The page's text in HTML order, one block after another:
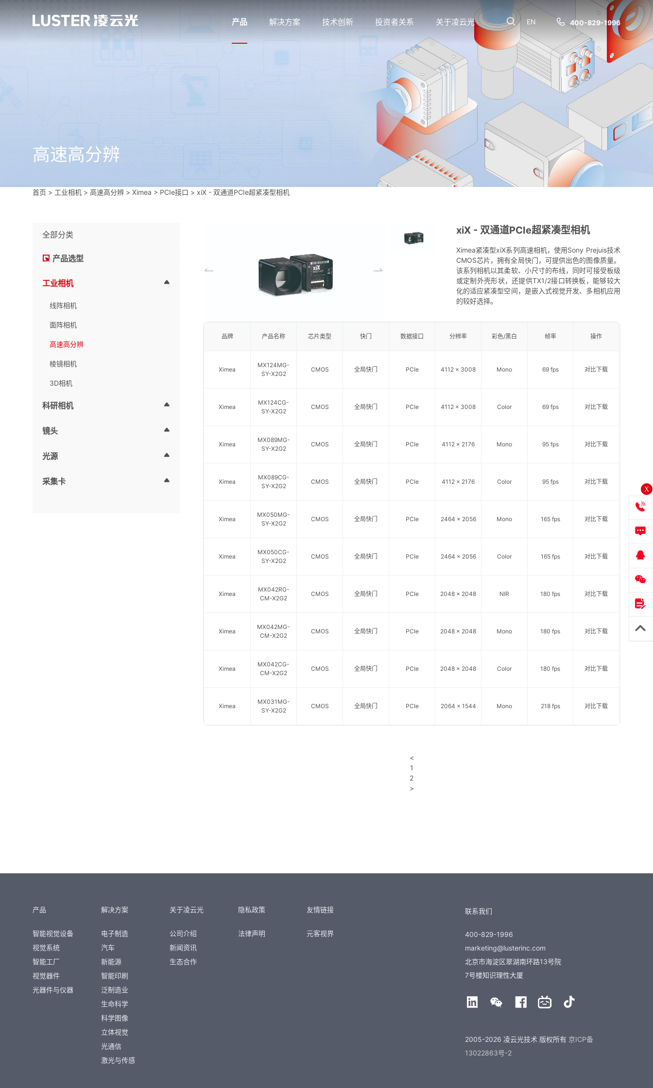
400-829-1996
EN
产品 解决方案 技术创新 投资者关系 关于凌云光
高速高分辨
首页 > 工业相机 >高速高分辨 >Ximea > PCIe接口 > xiX - 双通道PCIe超紧凑型相机
全部分类
产品选型
工业相机
线阵相机
面阵相机
高速高分辨
棱镜相机
3D相机
科研相机
镜头
光源
采集卡
xiX - 双通道PCIe超紧凑型相机
Ximea紧凑型xiX系列高速相机，使用Sony Prejuis技术
CMOS芯片，拥有全局快门，可提供出色的图像质量。
该系列相机以其柔软、小尺寸的布线，同时可接受板级
或定制外壳形状，还提供TX1/2接口转换板，能够较大
化的适应紧凑型空间，是嵌入式视觉开发、多相机应用
的较好选择。
品牌 产品名称 芯片类型 快门 数据接口 分辨率 彩色/黑白 帧率 操作
Ximea
MX124MG-
SY-X2G2
CMOS 全局快门 PCIe 4112 x 3008 Mono 69 fps 对比下载
Ximea
MX124CG-
SY-X2G2
CMOS 全局快门 PCIe 4112 x 3008 Color 69 fps 对比下载
Ximea
MX089MG-
SY-X2G2
CMOS 全局快门 PCIe 4112 x 2176 Mono 95 fps 对比下载
Ximea
MX089CG-
SY-X2G2
CMOS 全局快门 PCIe 4112 x 2176 Color 95 fps 对比下载
Ximea
MX050MG-
SY-X2G2
CMOS 全局快门 PCIe 2464 x 2056 Mono 165 fps 对比下载
Ximea
MX050CG-
SY-X2G2
CMOS 全局快门 PCIe 2464 x 2056 Color 165 fps 对比下载
Ximea
MX042RG-
CM-X2G2
CMOS 全局快门 PCIe 2048 x 2048 NIR 180 fps 对比下载
Ximea
MX042MG-
CM-X2G2
CMOS 全局快门 PCIe 2048 x 2048 Mono 180 fps 对比下载
Ximea
MX042CG-
CM-X2G2
CMOS 全局快门 PCIe 2048 x 2048 Color 180 fps 对比下载
Ximea
MX031MG-
SY-X2G2
CMOS 全局快门 PCIe 2064 x 1544 Mono 218 fps 对比下载
<
1
2
>
产品
智能视觉设备
视觉系统
智能工厂
视觉器件
光器件与仪器
解决方案
电子制造
汽车
新能源
智能印刷
泛制造业
生命科学
科学图像
立体视觉
光通信
激光与传感
关于凌云光
公司介绍
新闻资讯
生态合作
隐私政策
法律声明
友情链接
元客视界
联系我们
400-829-1996
marketing@lusterinc.com
北京市海淀区翠湖南环路13号院
7号楼知识理性大厦
2005-2026 凌云光技术 版权所有 京ICP备
13022863号-2
X